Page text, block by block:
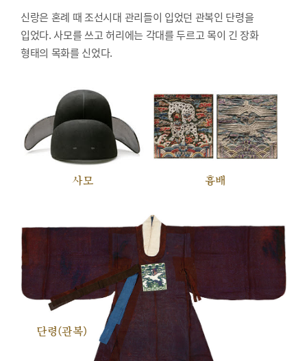
신랑은 혼례 때 조선시대 관리들이 입었던 관복인 단령을
입었다. 사모를 쓰고 허리에는 각대를 두르고 목이 긴 장화
형태의 목화를 신었다.
사모 흉배
단령(관복)